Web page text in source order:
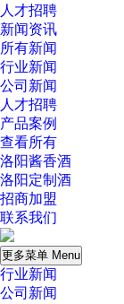
人才招聘
新闻资讯
所有新闻
行业新闻
公司新闻
人才招聘
产品案例
查看所有
洛阳酱香酒
洛阳定制酒
招商加盟
联系我们
更多菜单 Menu
行业新闻
公司新闻